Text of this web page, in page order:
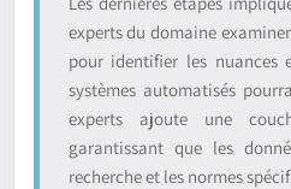
experts du domaine
pour identifier les nuances
systèmes automatisés
experts ajoute une
garantissant que les
recherche et les normes